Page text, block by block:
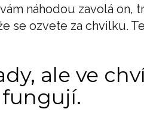
náhodou zavolá on,
se ozvete za chvilku.
ale ve